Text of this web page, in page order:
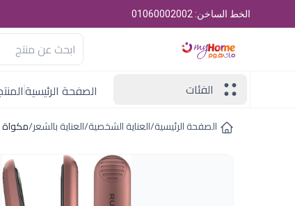
الخط الساخن: 01060002002
الفئات
الصفحة الرئيسية
الصفحة الرئيسية/العناية الشخصية/العناية بالشعر/